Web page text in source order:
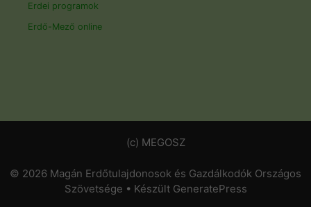
Erdei programok
Erdő-Mező online
(c) MEGOSZ
© 2026 Magán Erdőtulajdonosok és Gazdálkodók Országos
Szövetsége • Készült GeneratePress